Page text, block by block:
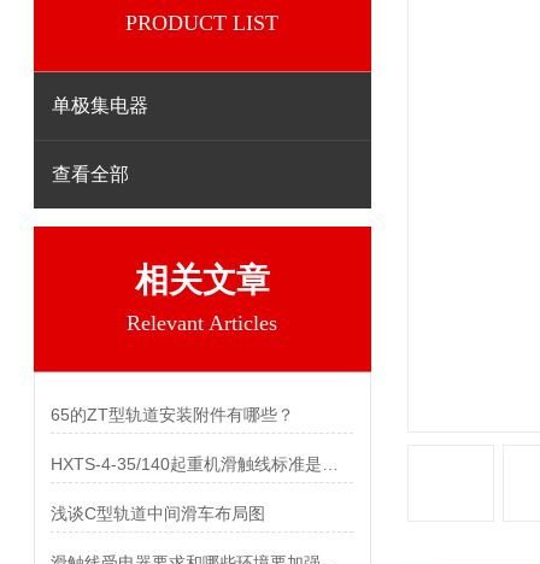
PRODUCT LIST
单极集电器
查看全部
相关文章
Relevant Articles
65的ZT型轨道安装附件有哪些？
浅谈C型轨道中间滑车布局图